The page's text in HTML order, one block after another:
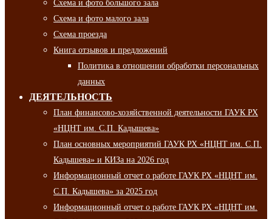
Схема и фото большого зала
Схема и фото малого зала
Схема проезда
Книга отзывов и предложений
Политика в отношении обработки персональных
данных
ДЕЯТЕЛЬНОСТЬ
План финансово-хозяйственной деятельности ГАУК РХ
«НЦНТ им. С.П. Кадышева»
План основных мероприятий ГАУК РХ «НЦНТ им. С.П.
Кадышева» и КИЗа на 2026 год
Информационный отчет о работе ГАУК РХ «НЦНТ им.
С.П. Кадышева» за 2025 год
Информационный отчет о работе ГАУК РХ «НЦНТ им.